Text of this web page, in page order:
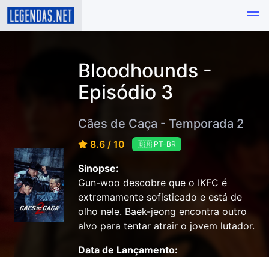
Bloodhounds -
Episódio 3
Cães de Caça - Temporada 2
8.6 / 10 🇧🇷 PT-BR
Sinopse:
Gun-woo descobre que o IKFC é
extremamente sofisticado e está de
olho nele. Baek-jeong encontra outro
alvo para tentar atrair o jovem lutador.
Data de Lançamento: